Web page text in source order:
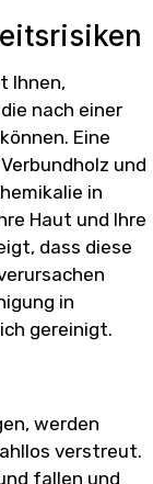
Ihnen,
nach einer
Eine
und
in
Haut und Ihre
dass diese
in
gereinigt.
werden
verstreut.
fallen und